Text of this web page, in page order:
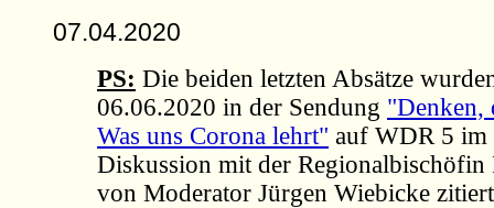
07.04.2020
PS: Die beiden letzten Absätze
06.06.2020 in der Sendung "Denken,
Was uns Corona lehrt" auf WDR 5 im
Diskussion mit der Regionalbischöfin
von Moderator Jürgen Wiebicke